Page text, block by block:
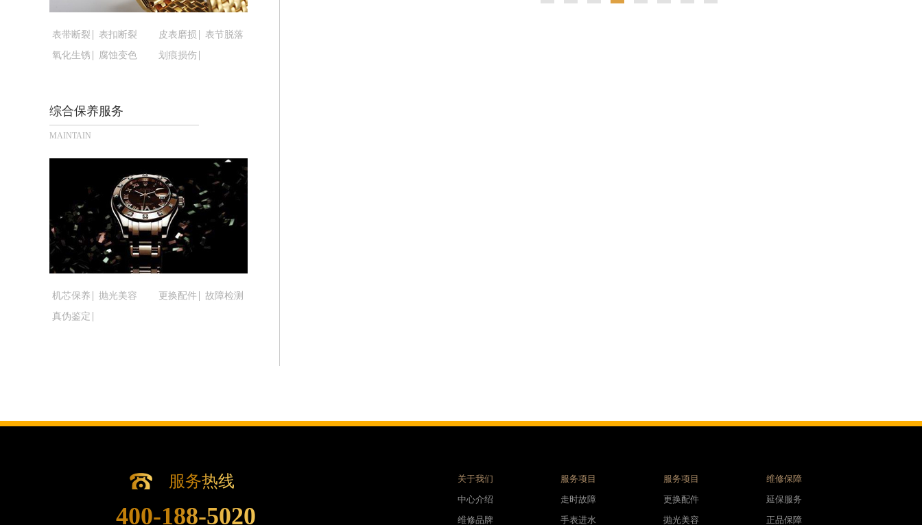
黑龙江省鸡西市鸡冠区红军路腕表时光售后服务中心（需提前预约）
黑龙江省佳木斯市向阳区长安路腕表时光售后服务中心（需提前预约）
黑龙江省牡丹江市东安区太平路腕表时光售后服务中心（需提前预约）
黑龙江省绥化市北林区新华街与康庄路交叉口腕表时光售后服务中心（需提前预约）
吉林省白城市洮北区明仁南街腕表时光售后服务中心（需提前预约）
吉林省白山市浑江区浑江大街腕表时光售后服务中心（需提前预约）
吉林省吉林市船营区河南街腕表时光售后服务中心（需提前预约）
吉林省辽源市龙山区人民大街腕表时光售后服务中心（需提前预约）
吉林省梅河口市新华街道梅河大街腕表时光售后服务中心（需提前预约）
吉林省通化市东昌区环通乡江南大街腕表时光售后服务中心（需提前预约）
辽宁省锦州市古塔区中央大街腕表时光售后服务中心（需提前预约）
辽宁省盘锦市兴隆台区石油大街腕表时光售后服务中心（需提前预约）
表带断裂 表扣断裂 皮表磨损
表节脱落
氧化生锈
腐蚀变色 划痕损伤
综合保养服务
MAINTAIN
机芯保养 抛光美容 更换配件
故障检测
真伪鉴定
服务热线
400-188-5020
关于我们
中心介绍
维修品牌
服务项目
走时故障
手表进水
服务项目
更换配件
抛光美容
维修保障
延保服务
正品保障